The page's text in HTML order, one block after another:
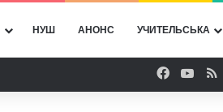
НУШ АНОНС УЧИТЕЛЬСЬКА
Facebook